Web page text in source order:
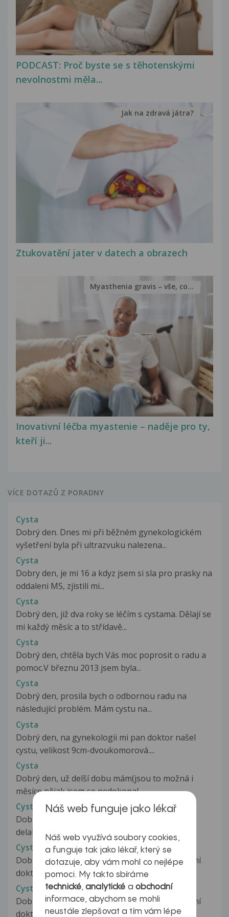
PODCAST: Proč byste se s těhotenskými
nevolnostmi měla...
Ztukovatění jater v datech a obrazech
Jak na zdravá játra?
Inovativní léčba myastenie – naděje pro ty,
kteří ji...
Myasthenia gravis – vše, co...
VÍCE DOTAZŮ Z PORADNY
Cysta
Dobrý den. Dnes mi při běžném gynekologickém
vyšetření byla při ultrazvuku nalezena...
Cysta
Dobry den, je mi 16 a kdyz jsem si sla pro prasky na
oddaleni MS, zjistili mi...
Cysta
Dobrý den, již dva roky se léčím s cystama. Dělají se
mi každý měsíc a to střídavě...
Cysta
Dobrý den, chtěla bych Vás moc poprosit o radu a
pomoc.V březnu 2013 jsem byla...
Cysta
Dobrý den, prosila bych o odbornou radu na
následující problém. Mám cystu na...
Cysta
Dobrý den, na gynekologii mi pan doktor našel
cystu, velikost 9cm-dvoukomorová....
Cysta
Dobrý den, už delší dobu mám(jsou to možná i
měsíce nějak jsem se nedokopal...
Cysta
Dobry den, na posledni kontrole pan doktor mi
delal ultrazvuk a vyslo - 13 mm...
Cysta
Dobrý den, dnes jsem byla na gynekologii a paní
doktorka mi našla cystu na vaječníku,...
Cysta
Dobrý den, dnes jsem byla na gynekologii a paní
doktorka mi našla cystu na vaječníku,...
Náš web funguje jako lékař
Náš web využívá soubory cookies,
a funguje tak jako lékař, který se
dotazuje, aby vám mohl co nejlépe
pomoci. My takto sbíráme
technické,analytické a obchodní
informace, abychom se mohli
neustále zlepšovat a tím vám lépe